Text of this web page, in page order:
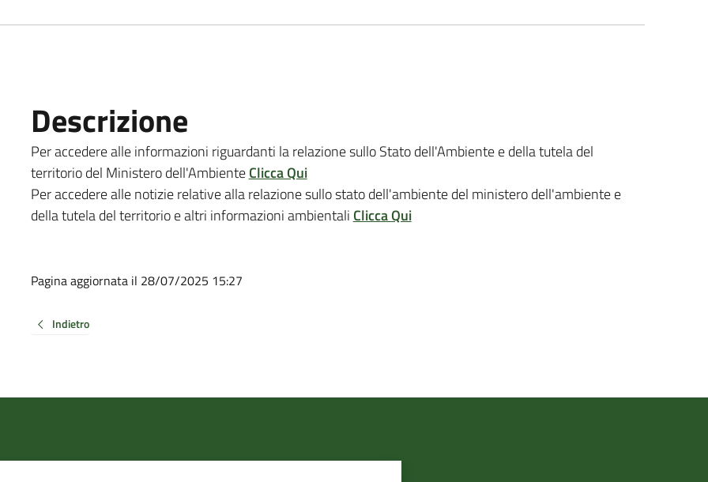
Descrizione
Per accedere alle informazioni riguardanti la relazione sullo Stato dell'Ambiente e della tutela del
territorio del Ministero dell'AmbienteClicca Qui
Per accedere alle notizie relative alla relazione sullo stato dell'ambiente del ministero dell'ambiente e
della tutela del territorio e altri informazioni ambientali Clicca Qui
Pagina aggiornata il 28/07/2025 15:27
Indietro